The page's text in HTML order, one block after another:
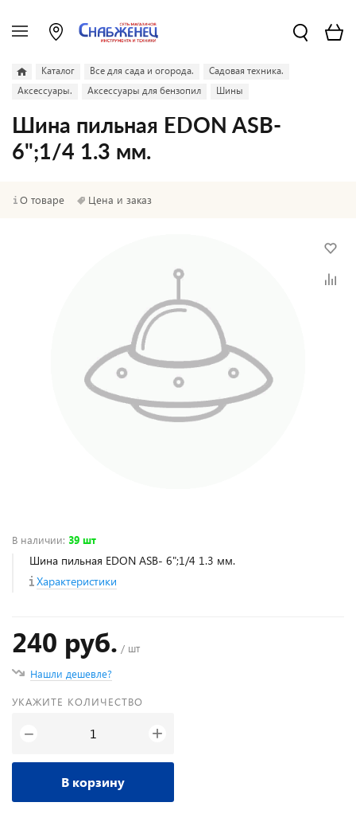
Каталог Все для сада и огорода.
Садовая техника.
Аксессуары.
Аксессуары для бензопил Шины
Шина пильная EDON ASB-
6";1/4 1.3 мм.
О товаре Цена и заказ
В наличии: 39 шт
Шина пильная EDON ASB- 6";1/4 1.3 мм.
Характеристики
240 руб. / шт
Нашли дешевле?
УКАЖИТЕ КОЛИЧЕСТВО
− +
В корзину